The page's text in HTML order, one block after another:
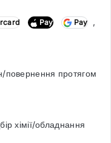
Pay Pay
,
повернення протягом
хімії/обладнання